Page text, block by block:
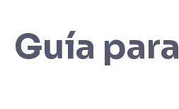
Guía para